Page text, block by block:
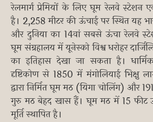
रेलमार्ग प्रेमियों के लिए घूम रेलवे
है। 2,258 मीटर की ऊंचाई पर स्थित यह
और दुनिया का 14वां सबसे ऊंचा रेलवे
घूम संग्रहालय में यूनेस्को विश्व धरोहर
का इतिहास देखा जा सकता है।
दृष्टिकोण से 1850 में मंगोलियाई भिक्षु
द्वारा निर्मित घूम मठ (यिगा चोलिंग) और
गुरु मठ बेहद खास हैं। घूम मठ में 15 फीट
मूर्ति स्थापित है।